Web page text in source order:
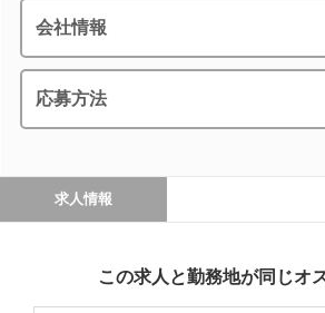
会社情報
応募方法
求人情報
この求人と勤務地が同じオ